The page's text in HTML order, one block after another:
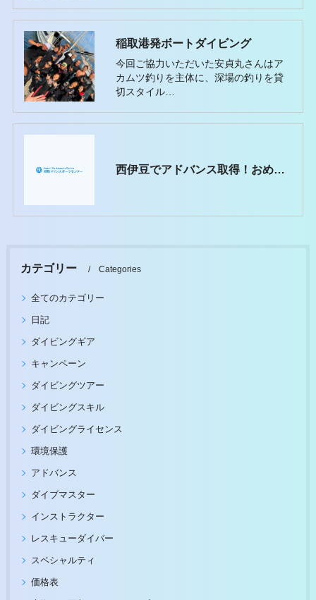
稲取港発ボートダイビング
今回ご協力いただいた安貞丸さんはア
カムツ釣りを主体に、深場の釣りを貸
切スタイル…
西伊豆でアドバンス取得！おめでとう！
カテゴリー Categories
全てのカテゴリー
日記
ダイビングギア
キャンペーン
ダイビングツアー
ダイビングスキル
ダイビングライセンス
環境保護
アドバンス
ダイブマスター
インストラクター
レスキューダイバー
スペシャルティ
価格表